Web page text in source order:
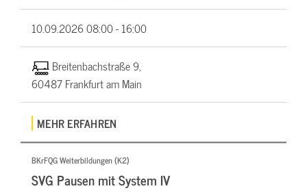
10.09.202608:00 - 16:00
Breitenbachstraße 9,
60487 Frankfurt am Main
MEHR ERFAHREN
BKrFQG Weiterbildungen (K2)
SVG Pausen mit System IV